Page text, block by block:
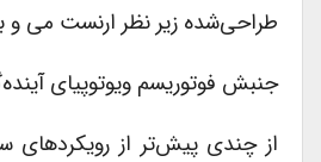
طراحی‌شده زیر نظر ارنست می و
جنبش فوتوریسم ویوتوپیای
از چندی پیش‌تر از رویکردهای